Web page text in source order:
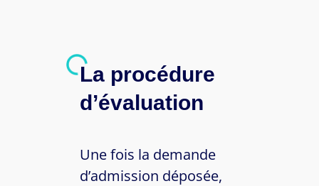
La procédure
d’évaluation
Une fois la demande
d’admission déposée,